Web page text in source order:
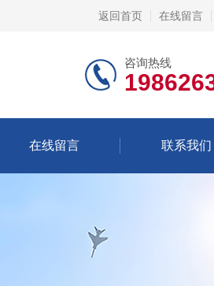
返回首页 在线留言
咨询热线
在线留言 联系我们